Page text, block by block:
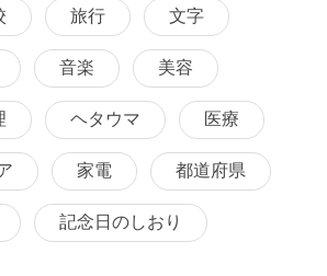
旅行 文字
音楽 美容
ヘタウマ 医療
家電 都道府県
記念日のしおり